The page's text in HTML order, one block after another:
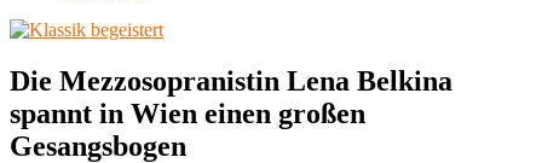
Die Mezzosopranistin Lena Belkina
spannt in Wien einen großen
Gesangsbogen